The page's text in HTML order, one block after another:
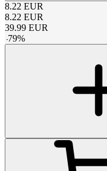
8.22 EUR
8.22 EUR
39.99 EUR
-79%